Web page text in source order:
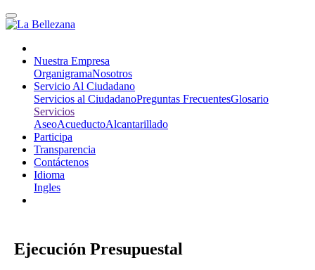
Nuestra Empresa
OrganigramaNosotros
Servicio Al Ciudadano
Servicios al CiudadanoPreguntas FrecuentesGlosario
Servicios
AseoAcueductoAlcantarillado
Participa
Transparencia
Contáctenos
Idioma
Ingles
Ejecución Presupuestal